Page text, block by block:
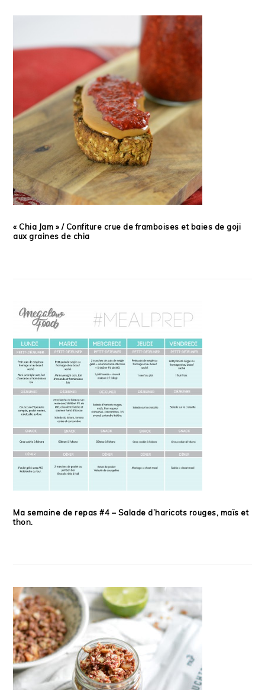
« Chia Jam » / Confiture crue de framboises et baies de goji
aux graines de chia
Ma semaine de repas #4 – Salade d’haricots rouges, maïs et
thon.